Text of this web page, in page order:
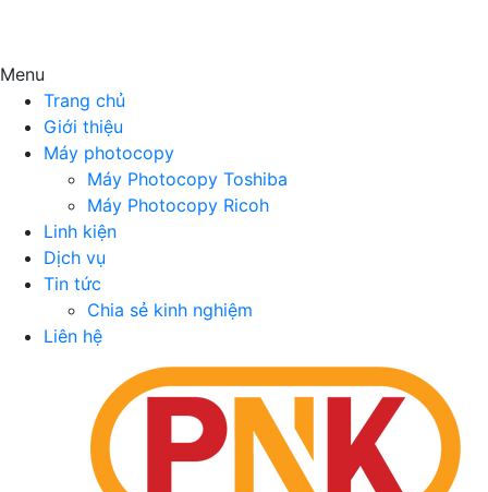
Menu
Trang chủ
Giới thiệu
Máy photocopy
Máy Photocopy Toshiba
Máy Photocopy Ricoh
Linh kiện
Dịch vụ
Tin tức
Chia sẻ kinh nghiệm
Liên hệ